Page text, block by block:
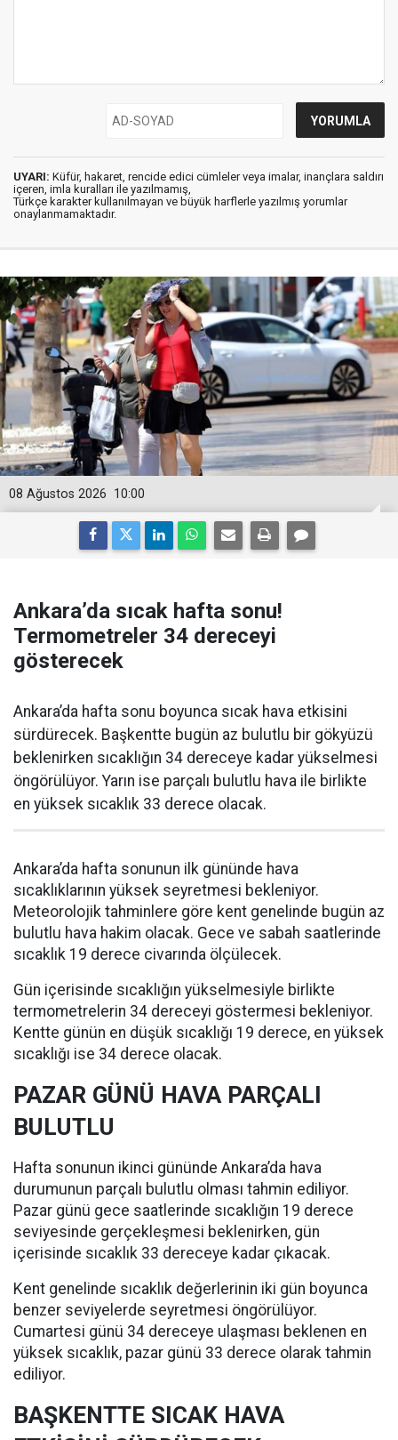
UYARI: Küfür, hakaret, rencide edici cümleler veya imalar, inançlara saldırı
içeren, imla kuralları ile yazılmamış,
Türkçe karakter kullanılmayan ve büyük harflerle yazılmış yorumlar
onaylanmamaktadır.
10:00
08 Ağustos 2026
Ankara’da sıcak hafta sonu!
Termometreler 34 dereceyi
gösterecek
Ankara’da hafta sonu boyunca sıcak hava etkisini
sürdürecek. Başkentte bugün az bulutlu bir gökyüzü
beklenirken sıcaklığın 34 dereceye kadar yükselmesi
öngörülüyor. Yarın ise parçalı bulutlu hava ile birlikte
en yüksek sıcaklık 33 derece olacak.
Ankara’da hafta sonunun ilk gününde hava
sıcaklıklarının yüksek seyretmesi bekleniyor.
Meteorolojik tahminlere göre kent genelinde bugün az
bulutlu hava hakim olacak. Gece ve sabah saatlerinde
sıcaklık 19 derece civarında ölçülecek.
Gün içerisinde sıcaklığın yükselmesiyle birlikte
termometrelerin 34 dereceyi göstermesi bekleniyor.
Kentte günün en düşük sıcaklığı 19 derece, en yüksek
sıcaklığı ise 34 derece olacak.
PAZAR GÜNÜ HAVA PARÇALI
BULUTLU
Hafta sonunun ikinci gününde Ankara’da hava
durumunun parçalı bulutlu olması tahmin ediliyor.
Pazar günü gece saatlerinde sıcaklığın 19 derece
seviyesinde gerçekleşmesi beklenirken, gün
içerisinde sıcaklık 33 dereceye kadar çıkacak.
Kent genelinde sıcaklık değerlerinin iki gün boyunca
benzer seviyelerde seyretmesi öngörülüyor.
Cumartesi günü 34 dereceye ulaşması beklenen en
yüksek sıcaklık, pazar günü 33 derece olarak tahmin
ediliyor.
BAŞKENTTE SICAK HAVA